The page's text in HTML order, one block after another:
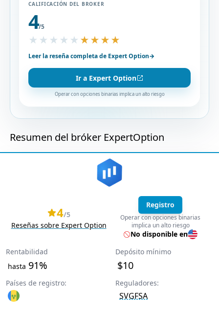
CALIFICACIÓN DEL BROKER
4/5
★★★★★ ★★★★★
Leer la reseña completa de Expert Option→
Ir a Expert Option
Operar con opciones binarias implica un alto riesgo
Resumen del bróker ExpertOption
4/5
Reseñas sobre Expert Option
Registro
Operar con opciones binarias
implica un alto riesgo
No disponible en
Rentabilidad
hasta 91%
Depósito mínimo
$10
Países de registro: Reguladores:
SVGFSA